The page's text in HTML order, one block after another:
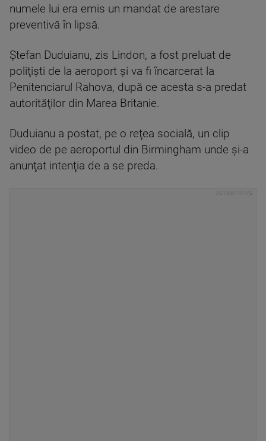
numele lui era emis un mandat de arestare
preventivă în lipsă.
Ştefan Duduianu, zis Lindon, a fost preluat de
poliţişti de la aeroport şi va fi încarcerat la
Penitenciarul Rahova, după ce acesta s-a predat
autorităţilor din Marea Britanie.
Duduianu a postat, pe o reţea socială, un clip
video de pe aeroportul din Birmingham unde şi-a
anunţat intenţia de a se preda.